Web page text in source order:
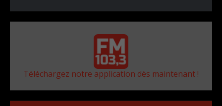
Téléchargez notre application dès maintenant !